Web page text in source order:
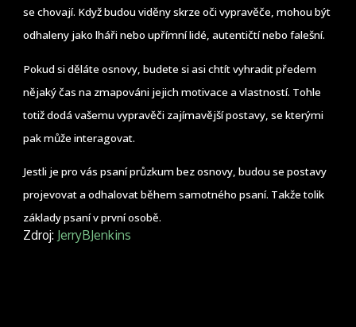
se chovají. Když budou viděny skrze oči vypravěče, mohou být
odhaleny jako lháři nebo upřímní lidé, autentičtí nebo falešní.
Pokud si děláte osnovy, budete si asi chtít vyhradit předem
nějaký čas na zmapováni jejich motivace a vlastností. Tohle
totiž dodá vašemu vypravěči zajímavější postavy, se kterými
pak může interagovat.
Jestli je pro vás psaní průzkum bez osnovy, budou se postavy
projevovat a odhalovat během samotného psaní. Takže tolik
základy psaní v první osobě.
Zdroj: JerryBJenkins